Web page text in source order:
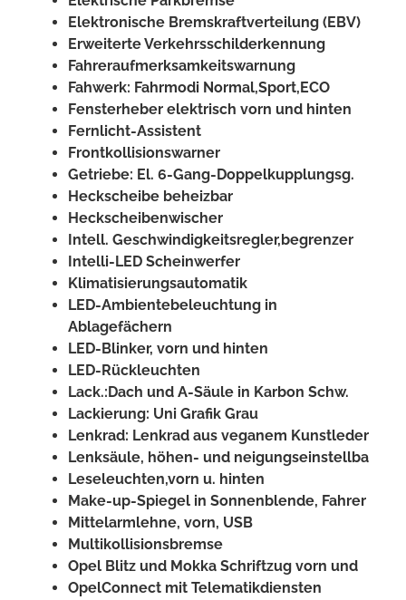
Elektronische Bremskraftverteilung (EBV)
Erweiterte Verkehrsschilderkennung
Fahreraufmerksamkeitswarnung
Fahwerk: Fahrmodi Normal,Sport,ECO
Fensterheber elektrisch vorn und hinten
Fernlicht-Assistent
Frontkollisionswarner
Getriebe: El. 6-Gang-Doppelkupplungsg.
Heckscheibe beheizbar
Heckscheibenwischer
Intell. Geschwindigkeitsregler,begrenzer
Intelli-LED Scheinwerfer
Klimatisierungsautomatik
LED-Ambientebeleuchtung in
Ablagefächern
LED-Blinker, vorn und hinten
LED-Rückleuchten
Lack.:Dach und A-Säule in Karbon Schw.
Lackierung: Uni Grafik Grau
Lenkrad: Lenkrad aus veganem Kunstleder
Lenksäule, höhen- und neigungseinstellba
Leseleuchten,vorn u. hinten
Make-up-Spiegel in Sonnenblende, Fahrer
Mittelarmlehne, vorn, USB
Multikollisionsbremse
Opel Blitz und Mokka Schriftzug vorn und
OpelConnect mit Telematikdiensten